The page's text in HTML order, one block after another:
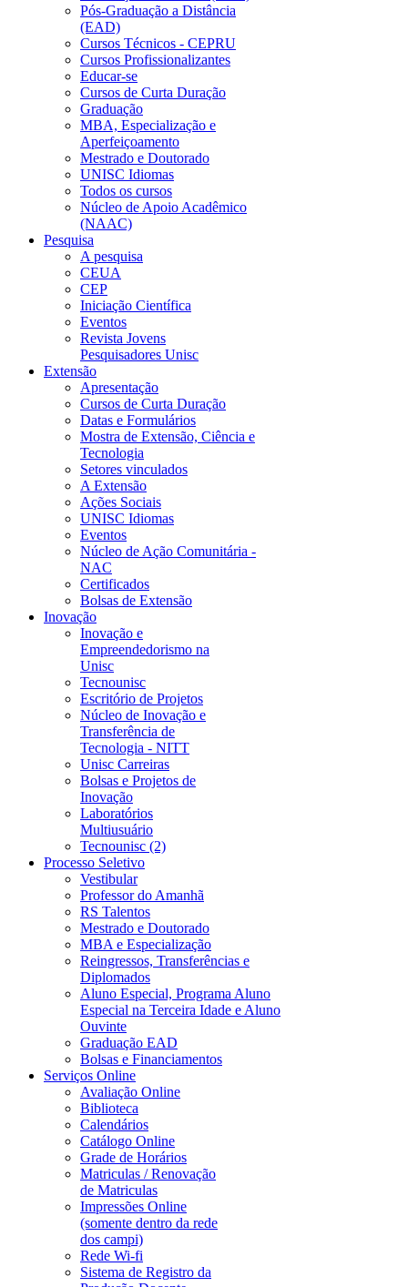
Pós-Graduação a Distância
(EAD)
Cursos Técnicos - CEPRU
Cursos Profissionalizantes
Educar-se
Cursos de Curta Duração
Graduação
MBA, Especialização e
Aperfeiçoamento
Mestrado e Doutorado
UNISC Idiomas
Todos os cursos
Núcleo de Apoio Acadêmico
(NAAC)
Pesquisa
A pesquisa
CEUA
CEP
Iniciação Científica
Eventos
Revista Jovens
Pesquisadores Unisc
Extensão
Apresentação
Cursos de Curta Duração
Datas e Formulários
Mostra de Extensão, Ciência e
Tecnologia
Setores vinculados
A Extensão
Ações Sociais
UNISC Idiomas
Eventos
Núcleo de Ação Comunitária -
NAC
Certificados
Bolsas de Extensão
Inovação
Inovação e
Empreendedorismo na
Unisc
Tecnounisc
Escritório de Projetos
Núcleo de Inovação e
Transferência de
Tecnologia - NITT
Unisc Carreiras
Bolsas e Projetos de
Inovação
Laboratórios
Multiusuário
Tecnounisc (2)
Processo Seletivo
Vestibular
Professor do Amanhã
RS Talentos
Mestrado e Doutorado
MBA e Especialização
Reingressos, Transferências e
Diplomados
Aluno Especial, Programa Aluno
Especial na Terceira Idade e Aluno
Ouvinte
Graduação EAD
Bolsas e Financiamentos
Serviços Online
Avaliação Online
Biblioteca
Calendários
Catálogo Online
Grade de Horários
Matriculas / Renovação
de Matriculas
Impressões Online
(somente dentro da rede
dos campi)
Rede Wi-fi
Sistema de Registro da